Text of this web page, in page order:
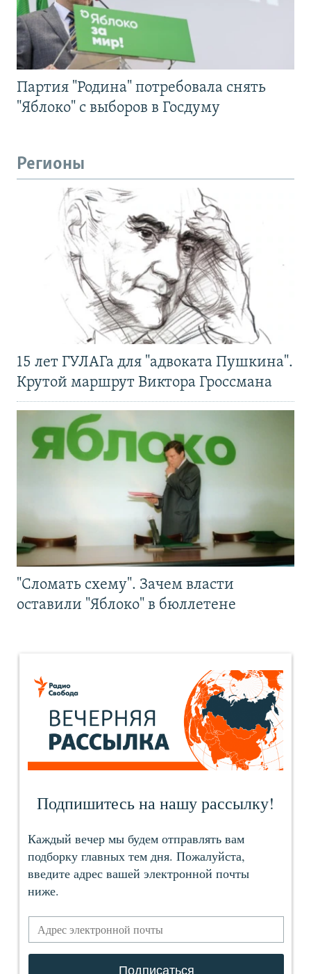
Партия "Родина" потребовала снять
"Яблоко" с выборов в Госдуму
Регионы
15 лет ГУЛАГа для "адвоката Пушкина".
Крутой маршрут Виктора Гроссмана
"Сломать схему". Зачем власти
оставили "Яблоко" в бюллетене